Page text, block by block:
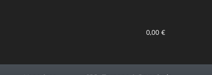
0,00 €